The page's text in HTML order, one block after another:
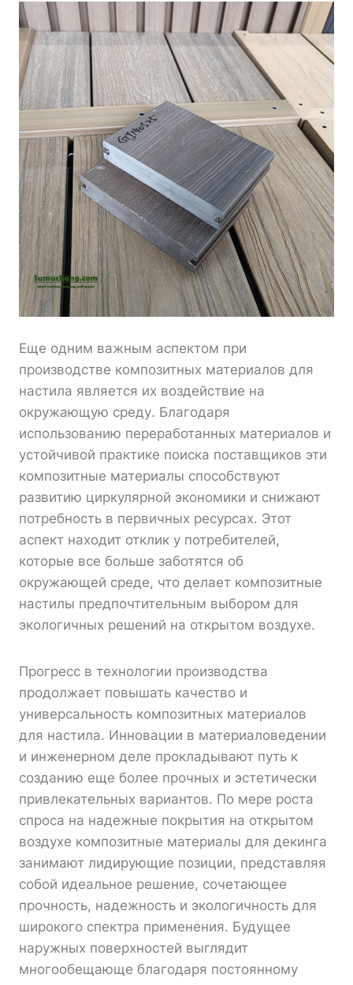
Еще одним важным аспектом при
производстве композитных материалов для
настила является их воздействие на
окружающую среду. Благодаря
использованию переработанных материалов и
устойчивой практике поиска поставщиков эти
композитные материалы способствуют
развитию циркулярной экономики и снижают
потребность в первичных ресурсах. Этот
аспект находит отклик у потребителей,
которые все больше заботятся об
окружающей среде, что делает композитные
настилы предпочтительным выбором для
экологичных решений на открытом воздухе.
Прогресс в технологии производства
продолжает повышать качество и
универсальность композитных материалов
для настила. Инновации в материаловедении
и инженерном деле прокладывают путь к
созданию еще более прочных и эстетически
привлекательных вариантов. По мере роста
спроса на надежные покрытия на открытом
воздухе композитные материалы для декинга
занимают лидирующие позиции, представляя
собой идеальное решение, сочетающее
прочность, надежность и экологичность для
широкого спектра применения. Будущее
наружных поверхностей выглядит
многообещающе благодаря постоянному